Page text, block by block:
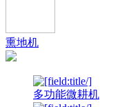
熏地机
多功能微耕机